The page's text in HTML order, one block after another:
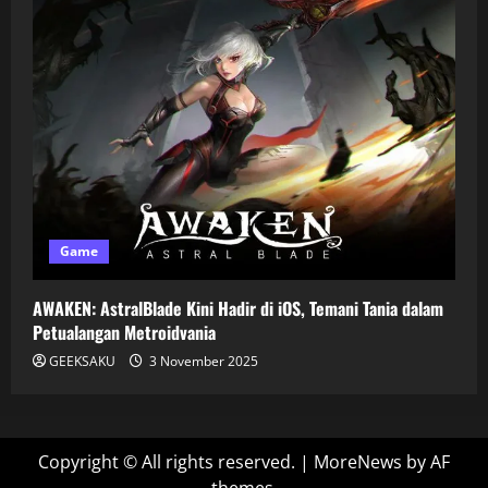
Game
AWAKEN: AstralBlade Kini Hadir di iOS, Temani Tania dalam
Petualangan Metroidvania
GEEKSAKU 3 November 2025
Copyright © All rights reserved. | MoreNews by AF